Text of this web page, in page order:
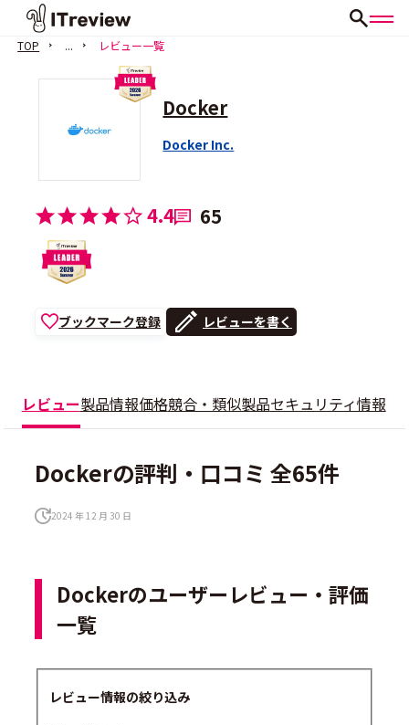
TOP ... レビュー一覧
Docker
Docker Inc.
4.4 65
ブックマーク登録 レビューを書く
レビュー製品情報価格競合・類似製品セキュリティ情報
Dockerの評判・口コミ 全65件
2024 年 12 月 30 日
Dockerのユーザーレビュー・評価
一覧
レビュー情報の絞り込み